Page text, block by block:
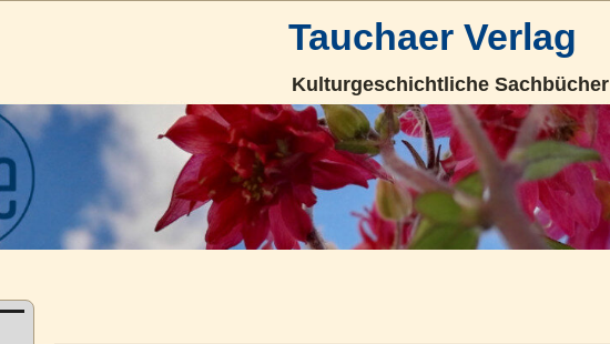
Tauchaer Verlag
Kulturgeschichtliche Sachbücher